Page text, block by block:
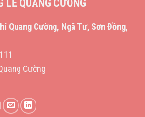
LỄ QUANG CƯỜNG
Quang Cường, Ngã Tư, Sơn Đồng,
Cường